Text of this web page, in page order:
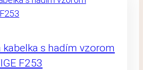
kabelka s hadím vzorom
F253